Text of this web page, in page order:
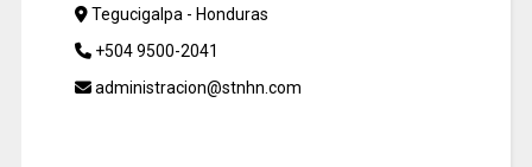
Tegucigalpa - Honduras
+504 9500-2041
administracion@stnhn.com